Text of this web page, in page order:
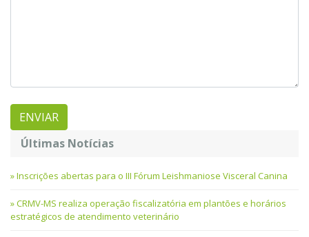
Últimas Notícias
Inscrições abertas para o III Fórum Leishmaniose Visceral Canina
CRMV-MS realiza operação fiscalizatória em plantões e horários
estratégicos de atendimento veterinário